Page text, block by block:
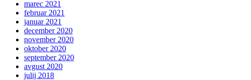
marec 2021
februar 2021
januar 2021
december 2020
november 2020
oktober 2020
september 2020
avgust 2020
julij 2018